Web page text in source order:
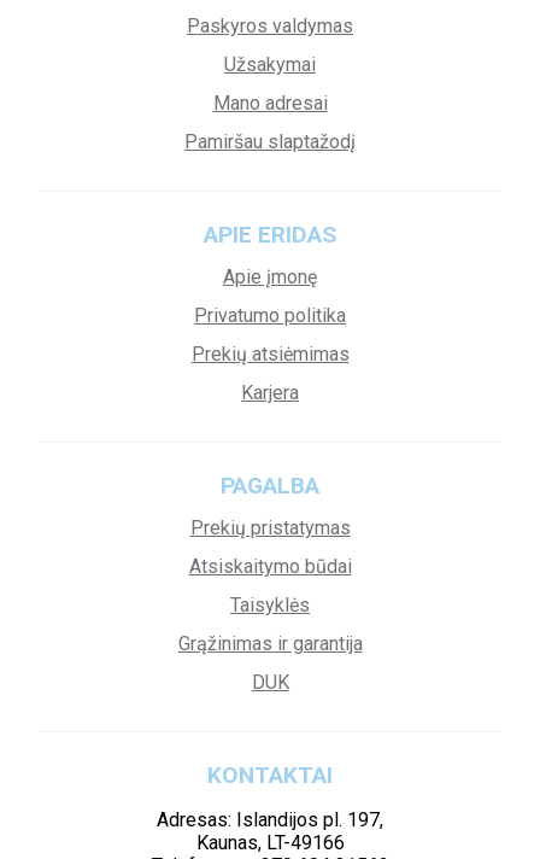
Paskyros valdymas
Užsakymai
Mano adresai
Pamiršau slaptažodį
APIE ERIDAS
Apie įmonę
Privatumo politika
Prekių atsiėmimas
Karjera
PAGALBA
Prekių pristatymas
Atsiskaitymo būdai
Taisyklės
Grąžinimas ir garantija
DUK
KONTAKTAI
Adresas: Islandijos pl. 197,
Kaunas, LT-49166